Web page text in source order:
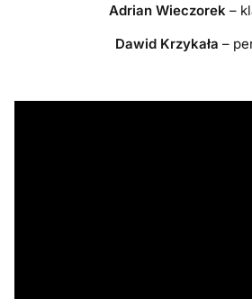
Adrian Wieczorek–
Dawid Krzykała –